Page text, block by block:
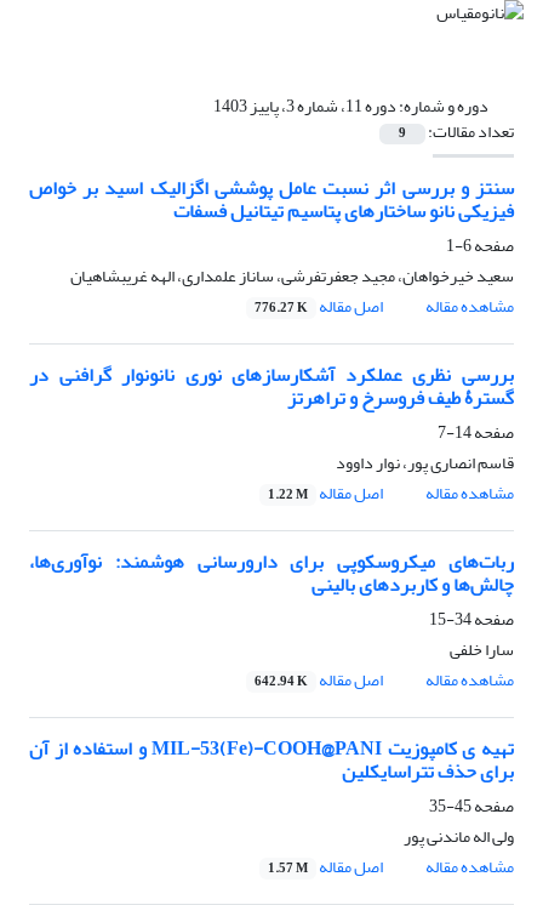
دوره و شماره:دوره 11، شماره 3، پاییز 1403
تعداد مقالات: 9
سنتز و بررسی اثر نسبت عامل پوششی اگزالیک اسید بر خواص
فیزیکی نانو ساختارهای پتاسیم تیتانیل فسفات
صفحه6-1
سعید خیرخواهان، مجید جعفرتفرشی، ساناز علمداری، الهه غریبشاهیان
مشاهده مقاله
اصل مقاله 776.27 K
بررسی نظری عملکرد آشکارسازهای نوری نانونوار گرافنی در
گسترۀ طیف فروسرخ و تراهرتز
صفحه14-7
قاسم انصاری پور، نوار داوود
مشاهده مقاله
اصل مقاله 1.22 M
ربات‌های میکروسکوپی برای دارورسانی هوشمند: نوآوری‌ها،
چالش‌ها و کاربردهای بالینی
صفحه34-15
سارا خلفی
مشاهده مقاله
اصل مقاله 642.94 K
تهیه ‏ی کامپوزیت MIL-53(Fe)-COOH@PANI و استفاده از آن
برای حذف تتراسایکلین
صفحه45-35
ولی اله ماندنی پور
مشاهده مقاله
اصل مقاله 1.57 M